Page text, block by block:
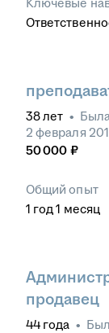
Ключевые
38лет •
2 февраля
50 000 ₽
Общий опыт
1 год 1 месяц
продавец
44 года • Был